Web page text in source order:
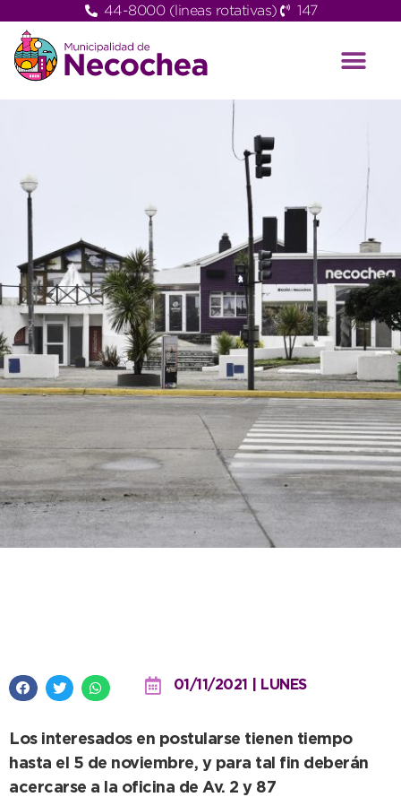
44-8000 (lineas rotativas) 147
01/11/2021 | LUNES
Los interesados en postularse tienen tiempo
hasta el 5 de noviembre, y para tal fin deberán
acercarse a la oficina de Av. 2 y 87